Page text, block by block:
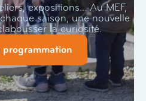
expositions… Au MEF,
saison, une nouvelle
la curiosité.
programmation